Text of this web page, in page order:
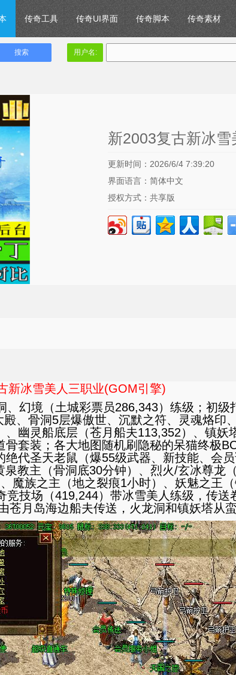
传奇工具 传奇UI界面 传奇脚本 传奇素材
用户名:
新2003复古新冰
更新时间：2026/6/4 7:39:20
界面语言：简体中文
授权方式：共享版
新冰雪美人三职业(GOM引擎)
幻境（土城彩票员286,343）练级；初级
、骨洞5层爆傲世、沉默之符、灵魂烙印
幽灵船底层（苍月船夫113,352）、镇妖
套装；各大地图随机刷隐秘的呆猫终极
代圣天老鼠（爆55级武器、新技能、会
教主（骨洞底30分钟）、烈火/玄冰尊龙
魔族之主（地之裂痕1小时）、妖魅之王
技场（419,244）带冰雪美人练级，传送
月岛海边船夫传送，火龙洞和镇妖塔从蛮